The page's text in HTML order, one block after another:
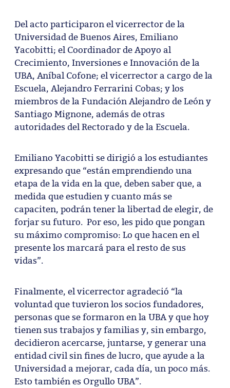
Del acto participaron el vicerrector de la
Universidad de Buenos Aires, Emiliano
Yacobitti; el Coordinador de Apoyo al
Crecimiento, Inversiones e Innovación de la
UBA, Aníbal Cofone; el vicerrector a cargo de la
Escuela, Alejandro Ferrarini Cobas; y los
miembros de la Fundación Alejandro de León y
Santiago Mignone, además de otras
autoridades del Rectorado y de la Escuela.
Emiliano Yacobitti se dirigió a los estudiantes
expresando que “están emprendiendo una
etapa de la vida en la que, deben saber que, a
medida que estudien y cuanto más se
capaciten, podrán tener la libertad de elegir, de
forjar su futuro. Por eso, les pido que pongan
su máximo compromiso: Lo que hacen en el
presente los marcará para el resto de sus
vidas”.
Finalmente, el vicerrector agradeció “la
voluntad que tuvieron los socios fundadores,
personas que se formaron en la UBA y que hoy
tienen sus trabajos y familias y, sin embargo,
decidieron acercarse, juntarse, y generar una
entidad civil sin fines de lucro, que ayude a la
Universidad a mejorar, cada día, un poco más.
Esto también es Orgullo UBA”.